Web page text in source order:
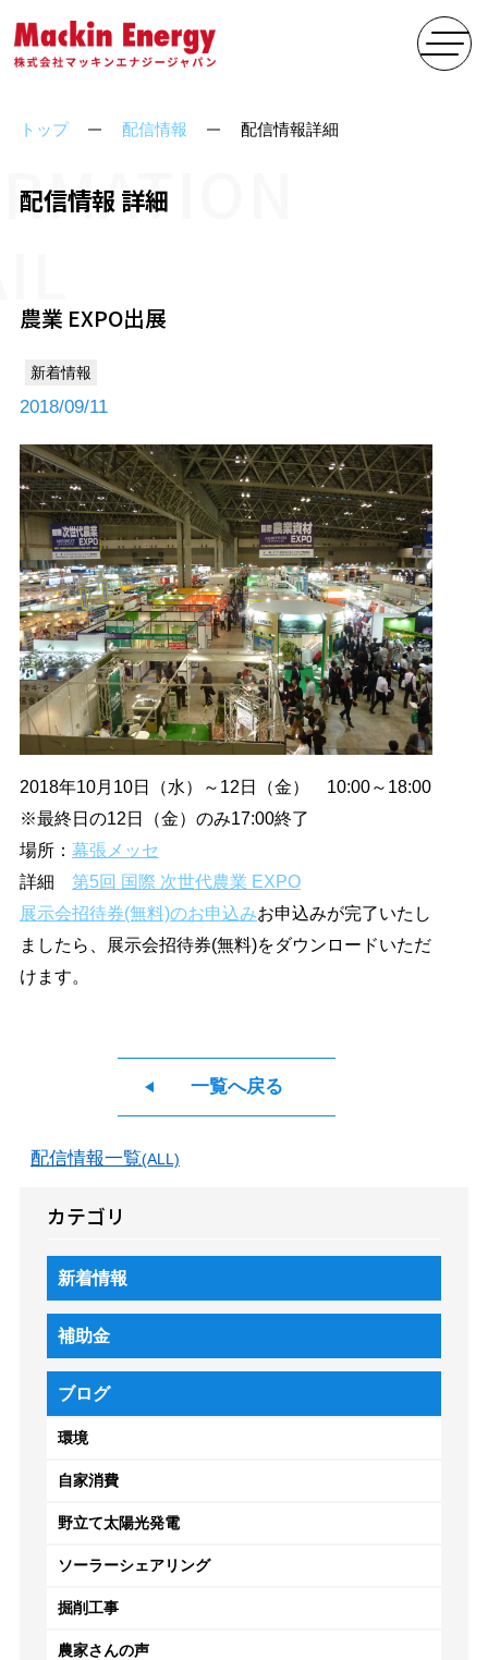
トップ 配信情報 配信情報詳細
配信情報 詳細
農業 EXPO出展
新着情報
2018/09/11
2018年10月10日（水）～12日（金） 10:00～18:00
※最終日の12日（金）のみ17:00終了
場所： 幕張メッセ
詳細 第5回 国際 次世代農業 EXPO
展示会招待券(無料)のお申込みお申込みが完了いたし
ましたら、展示会招待券(無料)をダウンロードいただ
けます。
一覧へ戻る
配信情報一覧(ALL)
カテゴリ
新着情報
補助金
環境
自家消費
野立て太陽光発電
ソーラーシェアリング
掘削工事
農家さんの声
ブログ